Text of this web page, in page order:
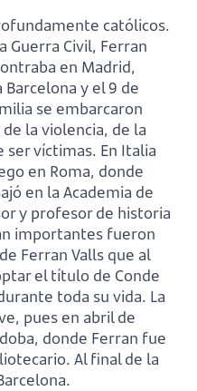
católicos.
Guerra Civil, Ferran
en Madrid,
y el 9 de
se embarcaron
la violencia, de la
víctimas. En Italia
en Roma, donde
en la Academia de
y profesor de historia
importantes fueron
Ferran Valls que al
el título de Conde
toda su vida. La
pues en abril de
donde Ferran fue
Al final de la